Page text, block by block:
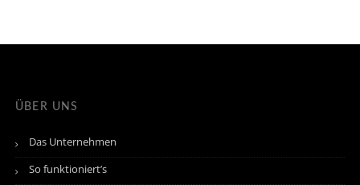
ÜBER UNS
Das Unternehmen
So funktioniert’s